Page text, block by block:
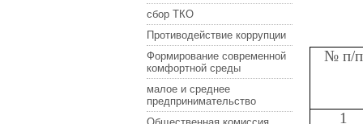
сбор ТКО
Противодействие коррупции
Формирование современной
комфортной среды
малое и среднее
предпринимательство
№ п/п
1